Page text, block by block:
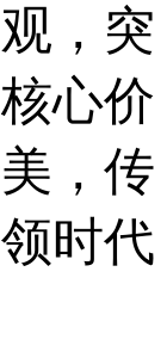
，突
心价
，传
时代
展